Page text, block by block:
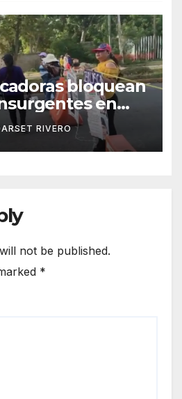
bloquean
en
RIVERO
not be published.
*